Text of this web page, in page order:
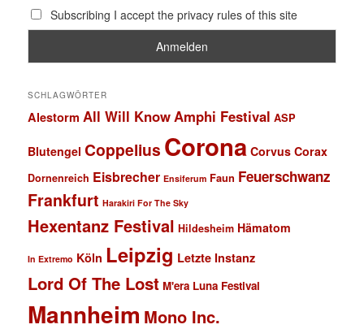
Subscribing I accept the privacy rules of this site
SCHLAGWÖRTER
Alestorm All Will KnowAmphi Festival ASP
Blutengel Coppelius Corona Corvus Corax
Dornenreich Eisbrecher Ensiferum Faun Feuerschwanz
Frankfurt Harakiri For The Sky
Hexentanz Festival Hildesheim Hämatom
In Extremo Köln Leipzig Letzte Instanz
Lord Of The Lost M'era Luna Festival
Mannheim Mono Inc.